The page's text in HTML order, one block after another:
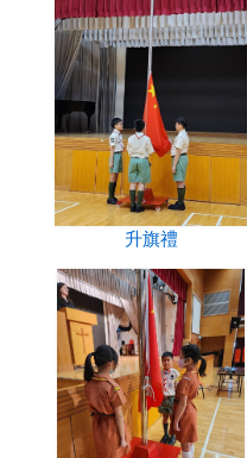
升旗禮